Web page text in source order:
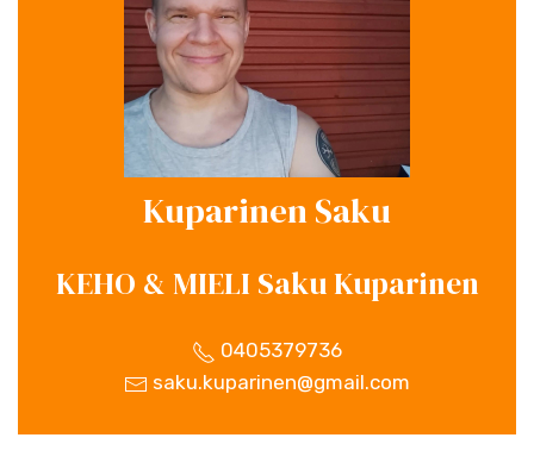
Kuparinen Saku
KEHO & MIELI Saku Kuparinen
0405379736
saku.kuparinen@gmail.com